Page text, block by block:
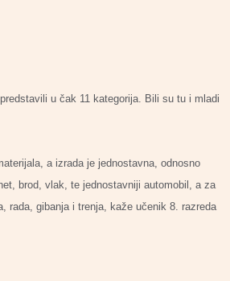
u čak 11 kategorija. Bili su tu i mladi
a izrada je jednostavna, odnosno
brod, vlak, te jednostavniji automobil, a za
rada, gibanja i trenja, kaže učenik 8. razreda